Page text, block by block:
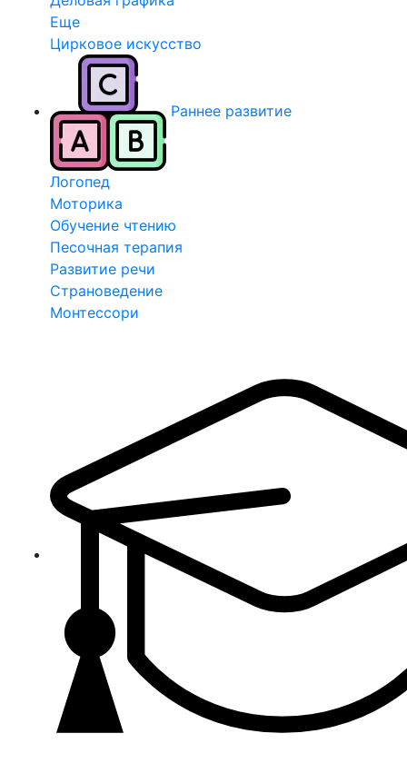
Еще
Цирковое искусство
Раннее развитие
Логопед
Моторика
Обучение чтению
Песочная терапия
Развитие речи
Страноведение
Монтессори